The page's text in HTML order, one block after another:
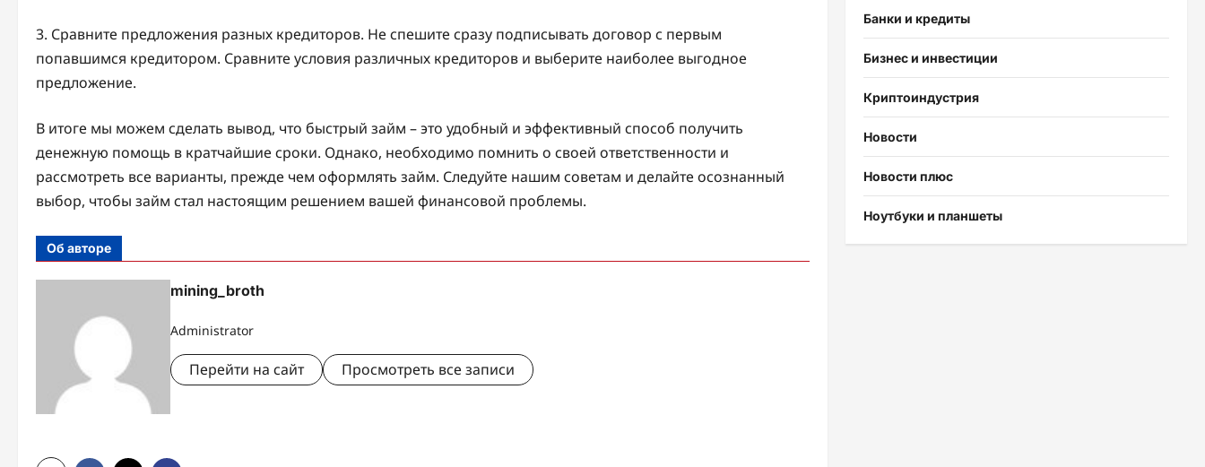
3. Сравните предложения разных кредиторов. Не спешите сразу подписывать договор с первым
попавшимся кредитором. Сравните условия различных кредиторов и выберите наиболее выгодное
предложение.
В итоге мы можем сделать вывод, что быстрый займ – это удобный и эффективный способ получить
денежную помощь в кратчайшие сроки. Однако, необходимо помнить о своей ответственности и
рассмотреть все варианты, прежде чем оформлять займ. Следуйте нашим советам и делайте осознанный
выбор, чтобы займ стал настоящим решением вашей финансовой проблемы.
Об авторе
mining_broth
Administrator
Перейти на сайт Просмотреть все записи
Банки и кредиты
Бизнес и инвестиции
Криптоиндустрия
Новости
Новости плюс
Ноутбуки и планшеты